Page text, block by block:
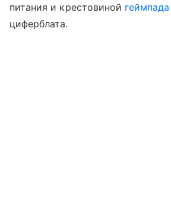
питания и крестовиной геймпада
циферблата.